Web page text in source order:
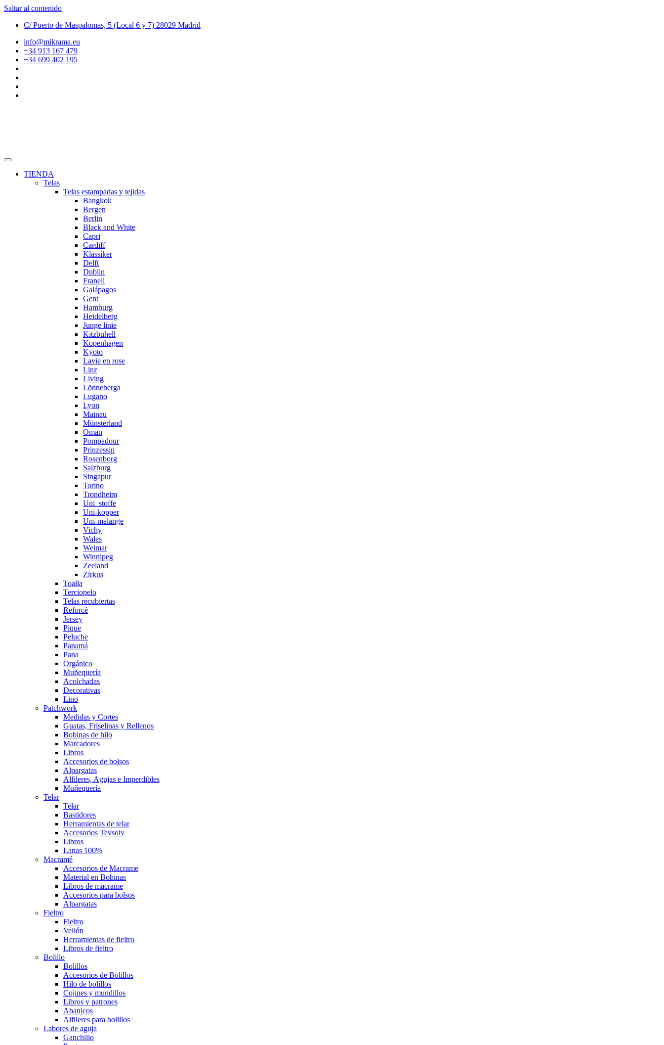
Saltar al contenido
C/ Puerto de Maspalomas, 5 (Local 6 y 7) 28029 Madrid
info@mikrama.eu
+34 913 167 479
+34 699 402 195
TIENDA
Telas
Telas estampadas y tejidas
Bangkok
Bergen
Berlin
Black and White
Capri
Cardiff
Klassiker
Delft
Dublin
Franell
Galápagos
Gent
Hamburg
Heidelberg
Junge linie
Kitzbuhell
Kopenhagen
Kyoto
Lavie en rose
Linz
Living
Lönneberga
Lugano
Lyon
Mainau
Münsterland
Oman
Pompadour
Prinzessin
Rosenborg
Salzburg
Singapur
Torino
Trondheim
Uni_stoffe
Uni-kopper
Uni-malange
Vichy
Wales
Weimar
Winnipeg
Zeeland
Zirkus
Toalla
Terciopelo
Telas recubiertas
Reforcé
Jersey
Pique
Peluche
Panamá
Pana
Orgánico
Muñequería
Acolchadas
Decorativas
Lino
Patchwork
Medidas y Cortes
Guatas, Friselinas y Rellenos
Bobinas de hilo
Marcadores
Libros
Accesorios de bolsos
Alpargatas
Alfileres, Agujas e Imperdibles
Muñequería
Telar
Telar
Bastidores
Herramientas de telar
Accesorios Tevsolv
Libros
Lanas 100%
Macramé
Accesorios de Macrame
Material en Bobinas
Libros de macrame
Accesorios para bolsos
Alpargatas
Fieltro
Fieltro
Vellón
Herramientas de fieltro
Libros de fieltro
Bolillo
Bolillos
Accesorios de Bolillos
Hilo de bolillos
Cojines y mundillos
Libros y patrones
Abanicos
Alfileres para bolillos
Labores de aguja
Ganchillo